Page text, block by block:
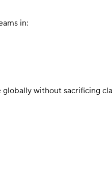
in:
globally without sacrificing